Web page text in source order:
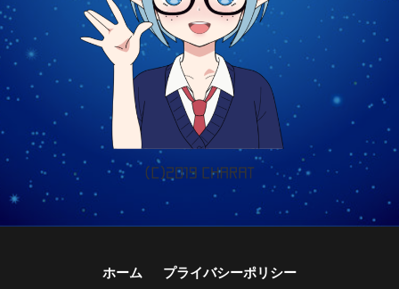
ホーム プライバシーポリシー